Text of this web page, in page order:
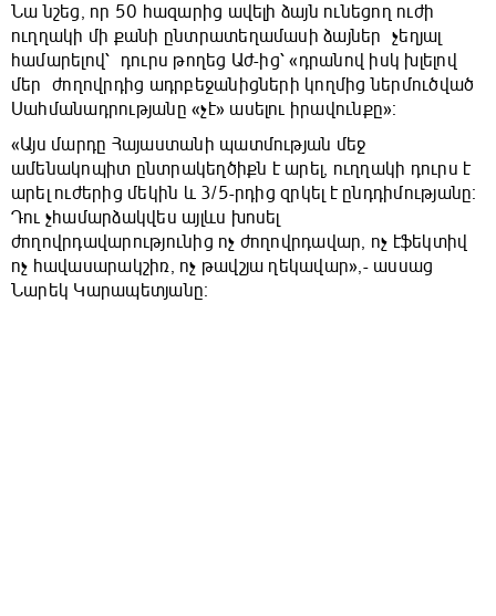
Նա նշեց, որ 50 հազարից ավելի ձայն ունեցող ուժի
ուղղակի մի քանի ընտրատեղամասի ձայներ չեղյալ
համարելով՝ դուրս թողեց Աժ-ից՝ «դրանով իսկ խլելով
մեր ժողովրդից ադրբեջանիցների կողմից ներմուծված
Սահմանադրությանը «չէ» ասելու իրավունքը»։
«Այս մարդը Հայաստանի պատմության մեջ
ամենակոպիտ ընտրակեղծիքն է արել, ուղղակի դուրս է
արել ուժերից մեկին և 3/5-րդից զրկել է ընդդիմությանը։
Դու չհամարձակվես այլևս խոսել
ժողովրդավարությունից ոչ ժողովրդավար, ոչ էֆեկտիվ
ոչ հավասարակշիռ, ոչ թավշյա ղեկավար»,- ասսաց
Նարեկ Կարապետյանը։